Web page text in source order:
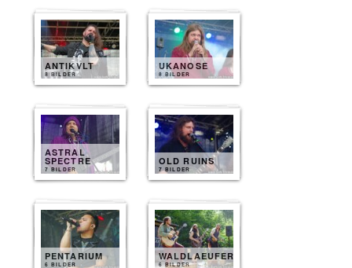
ANTIKVLT
8 BILDER
UKANOSE
8 BILDER
ASTRAL
SPECTRE
7 BILDER
OLD RUINS
7 BILDER
PENTARIUM
6 BILDER
WALDLAEUFER
6 BILDER